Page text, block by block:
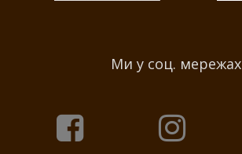
Ми у соц. мережах